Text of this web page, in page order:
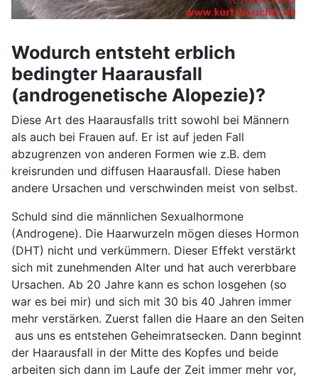
Wodurch entsteht erblich
bedingter Haarausfall
(androgenetische Alopezie)?
Diese Art des Haarausfalls tritt sowohl bei Männern
als auch bei Frauen auf. Er ist auf jeden Fall
abzugrenzen von anderen Formen wie z.B. dem
kreisrunden und diffusen Haarausfall. Diese haben
andere Ursachen und verschwinden meist von selbst.
Schuld sind die männlichen Sexualhormone
(Androgene). Die Haarwurzeln mögen dieses Hormon
(DHT) nicht und verkümmern. Dieser Effekt verstärkt
sich mit zunehmenden Alter und hat auch vererbbare
Ursachen. Ab 20 Jahre kann es schon losgehen (so
war es bei mir) und sich mit 30 bis 40 Jahren immer
mehr verstärken. Zuerst fallen die Haare an den Seiten
aus uns es entstehen Geheimratsecken. Dann beginnt
der Haarausfall in der Mitte des Kopfes und beide
arbeiten sich dann im Laufe der Zeit immer mehr vor,